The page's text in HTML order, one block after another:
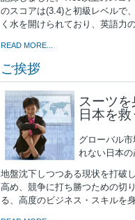
のスコアは(3.4)と初級レベルで
く水を開けられており、英語力
READ MORE...
ご挨拶
スーツ
日本を救
グローバル
れない日本
地盤沈下しつつある現状を打破
高め、競争に打ち勝つための切
る、高度のビジネス・スキルを